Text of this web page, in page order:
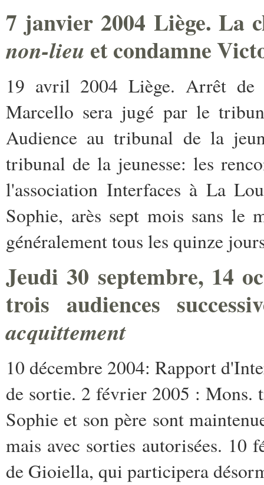
7 janvier 2004 Liège. La
non-lieu et condamne
19 avril 2004 Liège. Arrêt de
Marcello sera jugé par le
Audience au tribunal de la
tribunal de la jeunesse: les
l'association Interfaces à La
Sophie, arès sept mois sans le
généralement tous les quinze
Jeudi 30 septembre, 14
trois audiences
acquittement
10 décembre 2004: Rapport
de sortie. 2 février 2005 : Mons.
Sophie et son père sont
mais avec sorties autorisées. 10
de Gioiella, qui participera